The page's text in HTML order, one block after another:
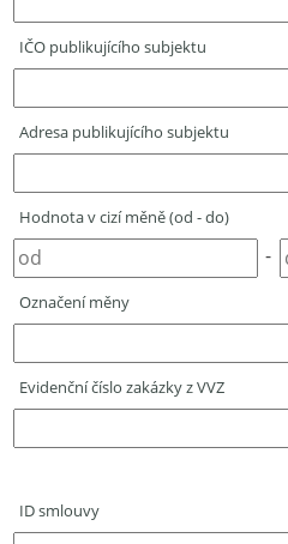
IČO publikujícího subjektu
Adresa publikujícího subjektu
Hodnota v cizí měně (od - do)
-
Označení měny
Evidenční číslo zakázky z VVZ
ID smlouvy